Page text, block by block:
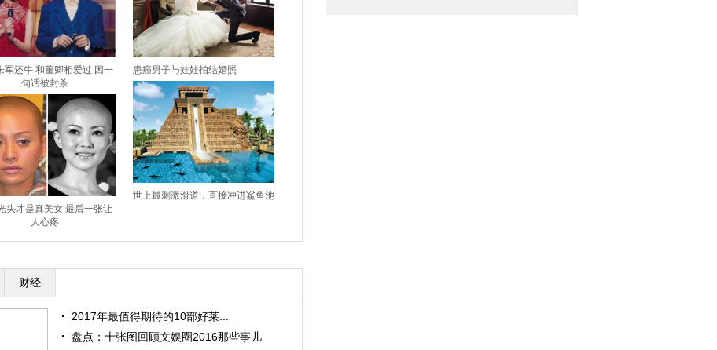
军还牛 和董卿相爱过 因一
句话被封杀
头才是真美女 最后一张让
人心疼
患癌男子与娃娃拍结婚照
世上最刺激滑道，直接冲进鲨鱼池
财经
2017年最值得期待的10部好莱...
盘点：十张图回顾文娱圈2016那些事儿